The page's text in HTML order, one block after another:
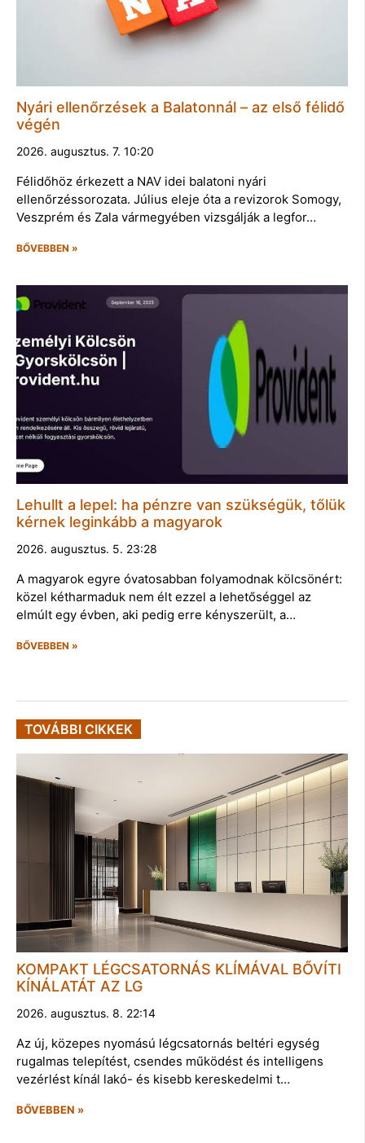
Nyári ellenőrzések a Balatonnál – az első félidő
végén
2026. augusztus. 7. 10:20
Félidőhöz érkezett a NAV idei balatoni nyári
ellenőrzéssorozata. Július eleje óta a revizorok Somogy,
Veszprém és Zala vármegyében vizsgálják a legfor…
BŐVEBBEN »
Lehullt a lepel: ha pénzre van szükségük, tőlük
kérnek leginkább a magyarok
2026. augusztus. 5. 23:28
A magyarok egyre óvatosabban folyamodnak kölcsönért:
közel kétharmaduk nem élt ezzel a lehetőséggel az
elmúlt egy évben, aki pedig erre kényszerült, a…
BŐVEBBEN »
TOVÁBBI CIKKEK
KOMPAKT LÉGCSATORNÁS KLÍMÁVAL BŐVÍTI
KÍNÁLATÁT AZ LG
2026. augusztus. 8. 22:14
Az új, közepes nyomású légcsatornás beltéri egység
rugalmas telepítést, csendes működést és intelligens
vezérlést kínál lakó- és kisebb kereskedelmi t…
BŐVEBBEN »